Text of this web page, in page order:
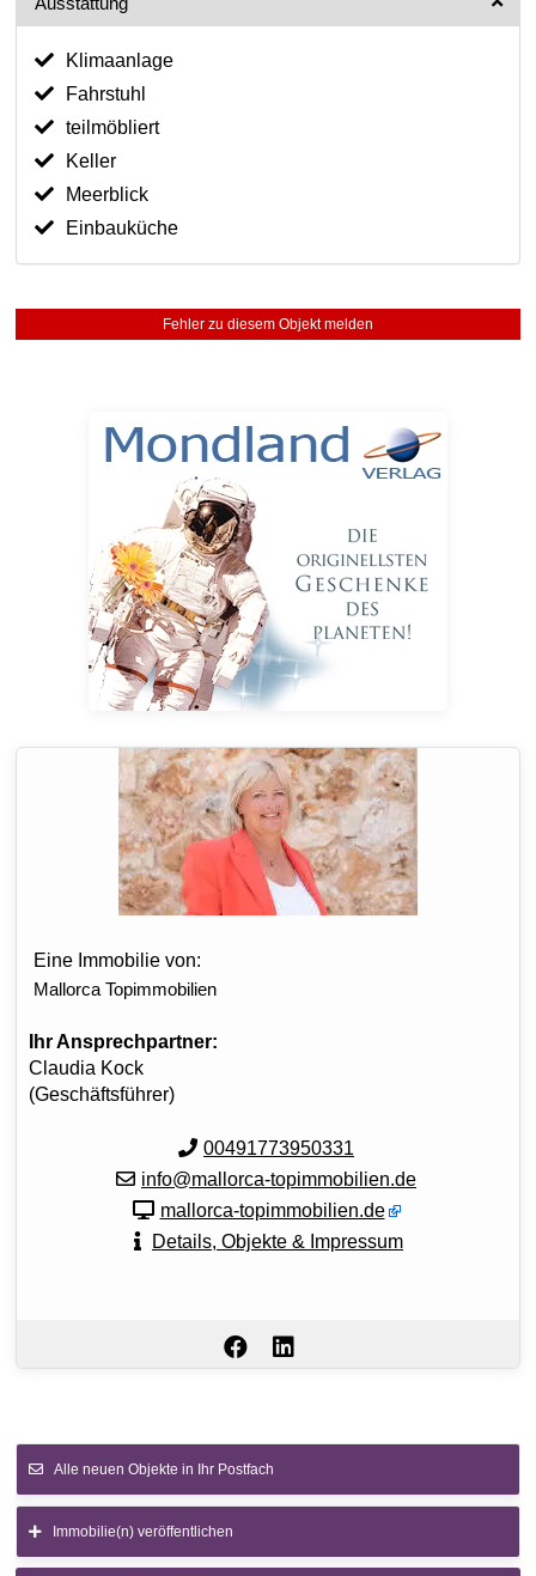
Klimaanlage
Fahrstuhl
teilmöbliert
Keller
Meerblick
Einbauküche
Fehler zu diesem Objekt melden
Eine Immobilie von:
Mallorca Topimmobilien
Ihr Ansprechpartner:
Claudia Kock
(Geschäftsführer)
00491773950331
info@mallorca-topimmobilien.de
mallorca-topimmobilien.de
Details, Objekte & Impressum
Alle neuen Objekte in Ihr Postfach
Immobilie(n) veröffentlichen